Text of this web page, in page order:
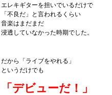
エレキギターを担いでいるだけで
「不良だ」と言われるくらい
音楽はまだまだ
浸透していなかった時期でした。
だから「ライブをやれる」
というだけでも
「デビューだ！」